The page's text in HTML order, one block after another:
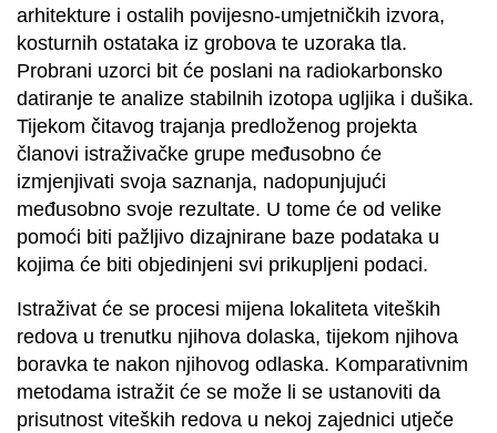
arhitekture i ostalih povijesno-umjetničkih izvora,
kosturnih ostataka iz grobova te uzoraka tla.
Probrani uzorci bit će poslani na radiokarbonsko
datiranje te analize stabilnih izotopa ugljika i dušika.
Tijekom čitavog trajanja predloženog projekta
članovi istraživačke grupe međusobno će
izmjenjivati svoja saznanja, nadopunjujući
međusobno svoje rezultate. U tome će od velike
pomoći biti pažljivo dizajnirane baze podataka u
kojima će biti objedinjeni svi prikupljeni podaci.
Istraživat će se procesi mijena lokaliteta viteških
redova u trenutku njihova dolaska, tijekom njihova
boravka te nakon njihovog odlaska. Komparativnim
metodama istražit će se može li se ustanoviti da
prisutnost viteških redova u nekoj zajednici utječe